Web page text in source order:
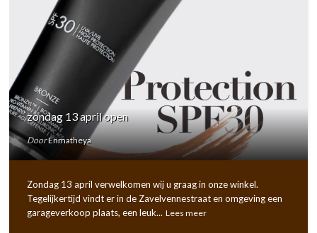
zondag 13 april open
DoorEnmatheya
Zondag 13 april verwelkomen wij u graag in onze winkel.
Tegelijkertijd vindt er in de Zavelvennestraat en omgeving een
garageverkoop plaats, een leuk... Lees meer